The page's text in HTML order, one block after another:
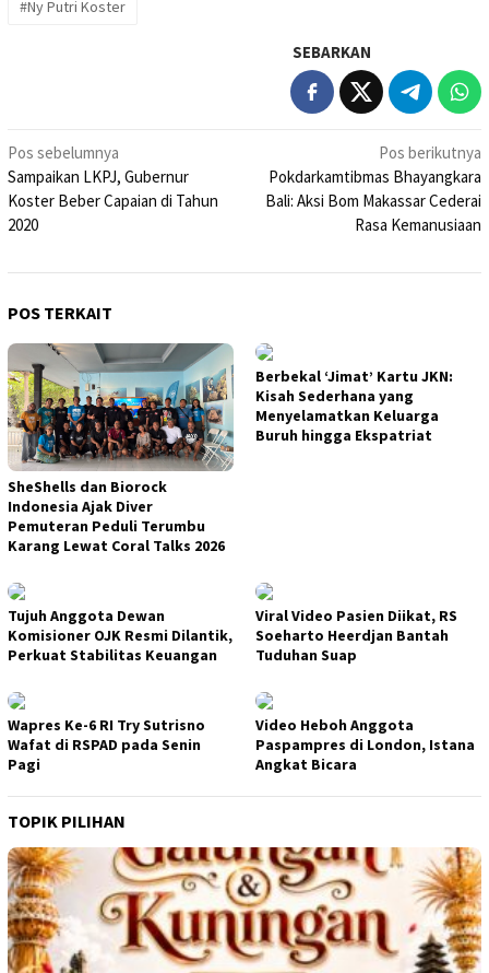
#Ny Putri Koster
SEBARKAN
Navigasi
pos
Pos sebelumnya
Sampaikan LKPJ, Gubernur
Koster Beber Capaian di Tahun
2020
Pos berikutnya
Pokdarkamtibmas Bhayangkara
Bali: Aksi Bom Makassar Cederai
Rasa Kemanusiaan
POS TERKAIT
SheShells dan Biorock
Indonesia Ajak Diver
Pemuteran Peduli Terumbu
Karang Lewat Coral Talks 2026
Berbekal ‘Jimat’ Kartu JKN:
Kisah Sederhana yang
Menyelamatkan Keluarga
Buruh hingga Ekspatriat
Tujuh Anggota Dewan
Komisioner OJK Resmi Dilantik,
Perkuat Stabilitas Keuangan
Viral Video Pasien Diikat, RS
Soeharto Heerdjan Bantah
Tuduhan Suap
Wapres Ke-6 RI Try Sutrisno
Wafat di RSPAD pada Senin
Pagi
Video Heboh Anggota
Paspampres di London, Istana
Angkat Bicara
TOPIK PILIHAN